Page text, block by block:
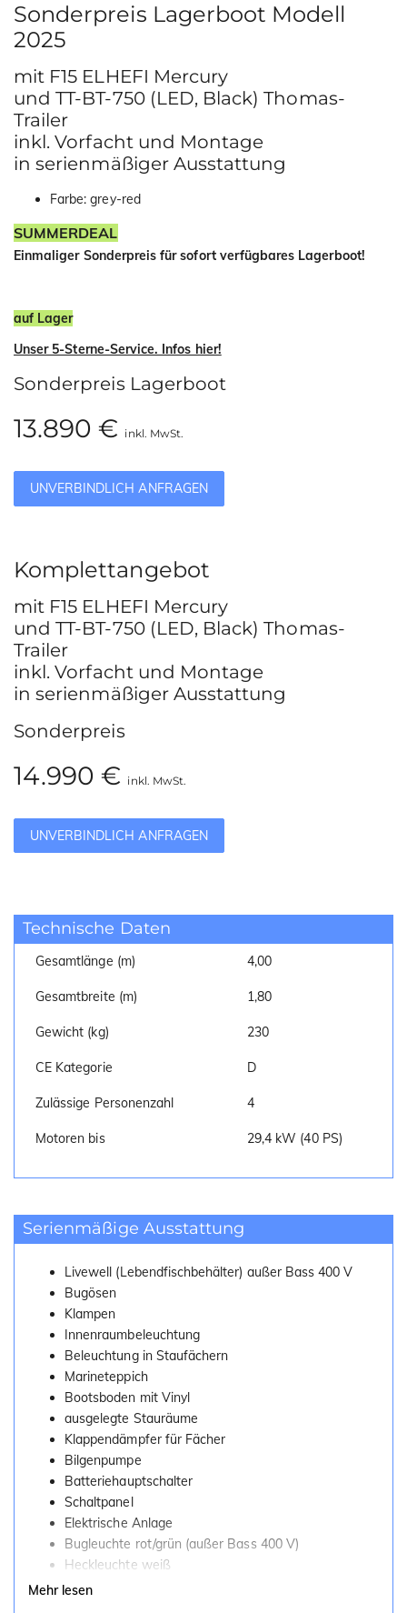
Sonderpreis Lagerboot Modell
2025
mit F15 ELHEFI Mercury
und TT-BT-750 (LED, Black) Thomas-
Trailer
inkl. Vorfacht und Montage
in serienmäßiger Ausstattung
Farbe: grey-red
SUMMERDEAL
Einmaliger Sonderpreis für sofort verfügbares Lagerboot!
auf Lager
Unser 5-Sterne-Service. Infos hier!
Sonderpreis Lagerboot
13.890 € inkl. MwSt.
UNVERBINDLICH ANFRAGEN
Komplettangebot
mit F15 ELHEFI Mercury
und TT-BT-750 (LED, Black) Thomas-
Trailer
inkl. Vorfacht und Montage
in serienmäßiger Ausstattung
Sonderpreis
14.990 € inkl. MwSt.
UNVERBINDLICH ANFRAGEN
Technische Daten
Gesamtlänge (m) 4,00
Gesamtbreite (m) 1,80
Gewicht (kg) 230
CE Kategorie D
Zulässige Personenzahl 4
Motoren bis 29,4 kW (40 PS)
Serienmäßige Ausstattung
Livewell (Lebendfischbehälter) außer Bass 400 V
Bugösen
Klampen
Innenraumbeleuchtung
Beleuchtung in Staufächern
Marineteppich
Bootsboden mit Vinyl
ausgelegte Stauräume
Klappendämpfer für Fächer
Bilgenpumpe
Batteriehauptschalter
Schaltpanel
Elektrische Anlage
Bugleuchte rot/grün (außer Bass 400 V)
Heckleuchte weiß
USB und 12V Steckdose
Mehr lesen